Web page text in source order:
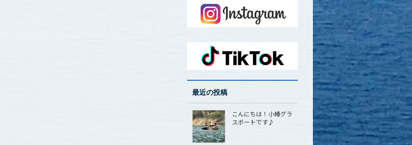
最近の投稿
こんにちは！小樽グラ
スボートです♪